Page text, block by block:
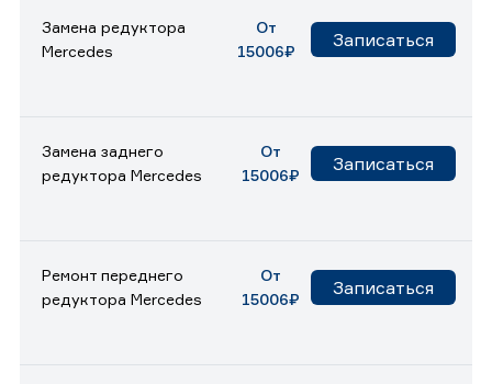
Замена редуктора
Mercedes
От
15006₽
Записаться
Замена заднего
редуктора Mercedes
От
15006₽
Записаться
Ремонт переднего
редуктора Mercedes
От
15006₽
Записаться